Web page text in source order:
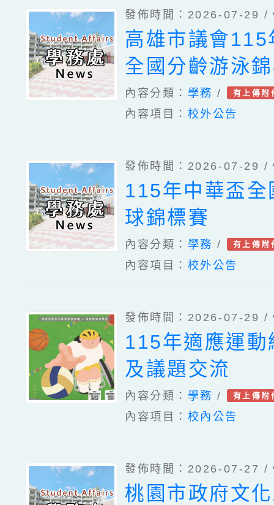
發佈時間：2026-07-29 /
高雄市議會115
全國分齡游泳
內容分類： 學務 / 有上傳附
內容項目： 校外公告
發佈時間：2026-07-29 /
115年中華盃全
球錦標賽
內容分類： 學務 / 有上傳附
內容項目： 校外公告
發佈時間：2026-07-29 /
115年適應運動
及議題交流
內容分類： 學務 / 有上傳附
內容項目： 校內公告
發佈時間：2026-07-27 /
桃園市政府文